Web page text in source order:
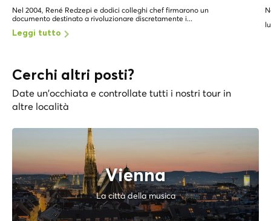
Nel 2004, René Redzepi e dodici colleghi chef firmarono un
documento destinato a rivoluzionare discretamente i...
Leggi tutto
Cerchi altri posti?
Date un'occhiata e controllate tutti i nostri tour in
altre località
Vienna
La città della musica